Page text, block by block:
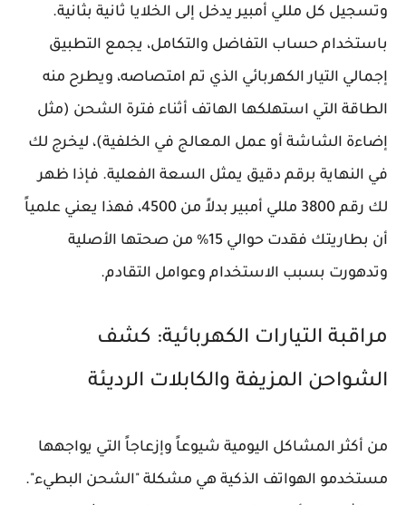
وتسجيل كل مللي أمبير يدخل إلى الخلايا ثانية بثانية.
باستخدام حساب التفاضل والتكامل، يجمع التطبيق
إجمالي التيار الكهربائي الذي تم امتصاصه، ويطرح منه
الطاقة التي استهلكها الهاتف أثناء فترة الشحن (مثل
إضاءة الشاشة أو عمل المعالج في الخلفية)، ليخرج لك
في النهاية برقم دقيق يمثل السعة الفعلية. فإذا ظهر
لك رقم 3800 مللي أمبير بدلاً من 4500، فهذا يعني علمياً
أن بطاريتك فقدت حوالي 15% من صحتها الأصلية
وتدهورت بسبب الاستخدام وعوامل التقادم.
مراقبة التيارات الكهربائية: كشف
الشواحن المزيفة والكابلات الرديئة
من أكثر المشاكل اليومية شيوعاً وإزعاجاً التي يواجهها
مستخدمو الهواتف الذكية هي مشكلة "الشحن البطيء".